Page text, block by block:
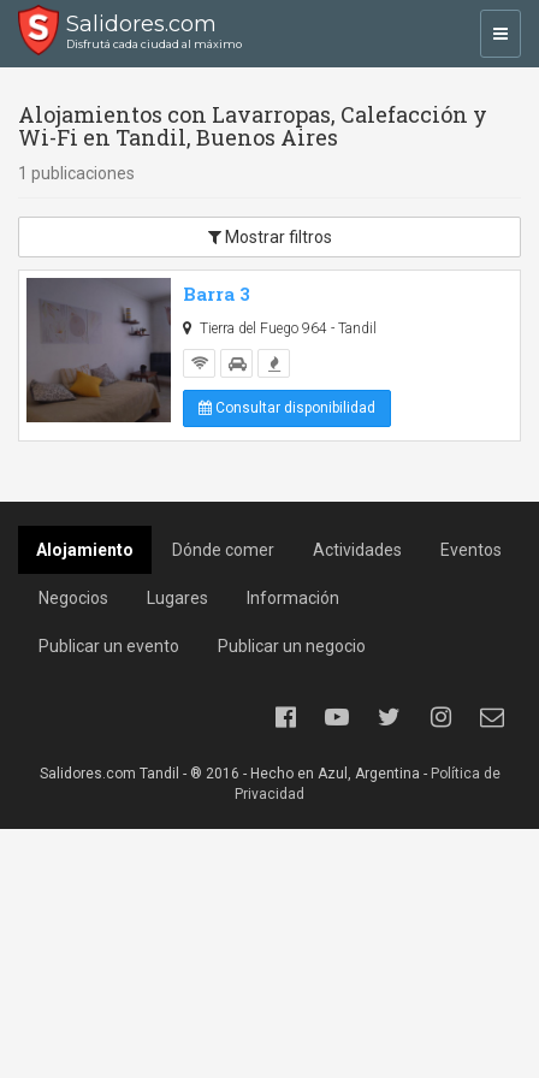
Salidores.com
Disfrutá cada ciudad al máximo
Alojamientos con Lavarropas, Calefacción y
Wi-Fi en Tandil, Buenos Aires
1 publicaciones
Mostrar filtros
Barra 3
Tierra del Fuego 964 - Tandil
Consultar disponibilidad
Alojamiento Dónde comer Actividades Eventos
Negocios Lugares Información
Publicar un evento Publicar un negocio
Salidores.com Tandil - ® 2016 - Hecho en Azul, Argentina - Política de
Privacidad